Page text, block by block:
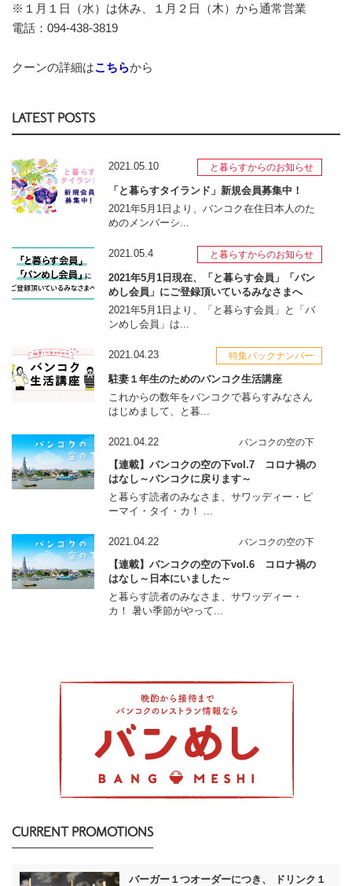
※１月１日（水）は休み、１月２日（木）から通常営業
電話：094-438-3819
クーンの詳細はこちらから
LATEST POSTS
2021.05.10 と暮らすからのお知らせ
「と暮らすタイランド」新規会員募集中！
2021年5月1日より、バンコク在住日本人のた
めのメンバーシ...
2021.05.4 と暮らすからのお知らせ
2021年5月1日現在、「と暮らす会員」「バン
めし会員」にご登録頂いているみなさまへ
2021年5月1日より、「と暮らす会員」と「バ
ンめし会員」は...
2021.04.23 特集バックナンバー
駐妻１年生のためのバンコク生活講座
これからの数年をバンコクで暮らすみなさん
はじめまして、と暮...
2021.04.22 バンコクの空の下
【連載】バンコクの空の下vol.7 コロナ禍の
はなし～バンコクに戻ります～
と暮らす読者のみなさま、サワッディー・ピ
ーマイ・タイ・カ！ ...
2021.04.22 バンコクの空の下
【連載】バンコクの空の下vol.6 コロナ禍の
はなし～日本にいました～
と暮らす読者のみなさま、サワッディー・
カ！ 暑い季節がやって...
CURRENT PROMOTIONS
バーガー１つオーダーにつき、 ドリンク１